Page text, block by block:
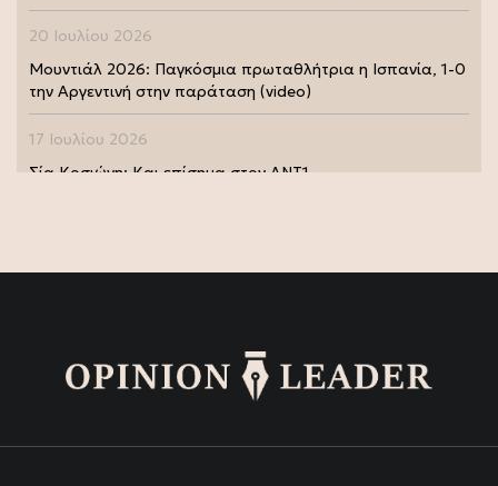
20 Ιουλίου 2026
Μουντιάλ 2026: Παγκόσμια πρωταθλήτρια η Ισπανία, 1-0
την Αργεντινή στην παράταση (video)
17 Ιουλίου 2026
Σία Κοσιώνη: Και επίσημα στον ΑΝΤ1
της Μάρως Κοντού (photo)
Μάρω Κοντού: Πέθανε η σπουδαία ηθοποιός (video)